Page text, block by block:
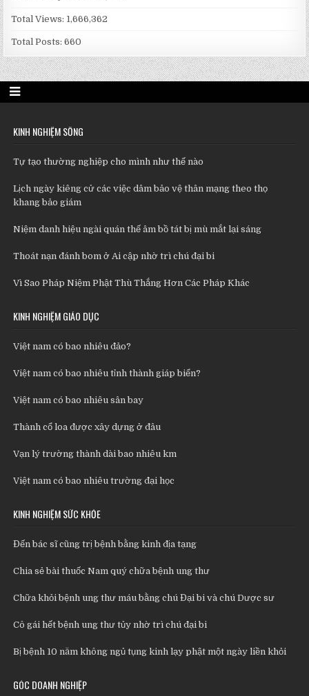
Total Views: 1,666,362
Total Posts:660
KINH NGHIỆM SỐNG
Tự tạo thường nghiệp cho mình như thế nào
Lịch ngày kiêng cử các việc dâm bảo vệ thân mạng theo thọ
khang bảo giám
Niệm danh hiệu ngài quán thế âm bồ tát bị mù mắt lại sáng
Thoát nạn đánh bom ở Ai cập nhờ trì chú đại bi
Vì Sao Pháp Niệm Phật Thù Thắng Hơn Các Pháp Khác
KINH NGHIỆM GIÁO DỤC
Việt nam có bao nhiêu đảo?
Việt nam có bao nhiêu tỉnh thành giáp biển?
Việt nam có bao nhiêu sân bay
Thành cổ loa được xây dựng ở đâu
Vạn lý trường thành dài bao nhiêu km
Việt nam có bao nhiêu trường đại học
KINH NGHIỆM SỨC KHỎE
Đến bác sĩ cũng trị bệnh bằng kinh địa tạng
Chia sẻ bài thuốc Nam quý chữa bệnh ung thư
Chữa khỏi bệnh ung thư máu bằng chú Đại bi và chú Dược sư
Cô gái hết bệnh ung thư tủy nhờ trì chú đại bi
Bị bệnh 10 năm không ngủ tụng kinh lạy phật một ngày liền khỏi
GÓC DOANH NGHIỆP